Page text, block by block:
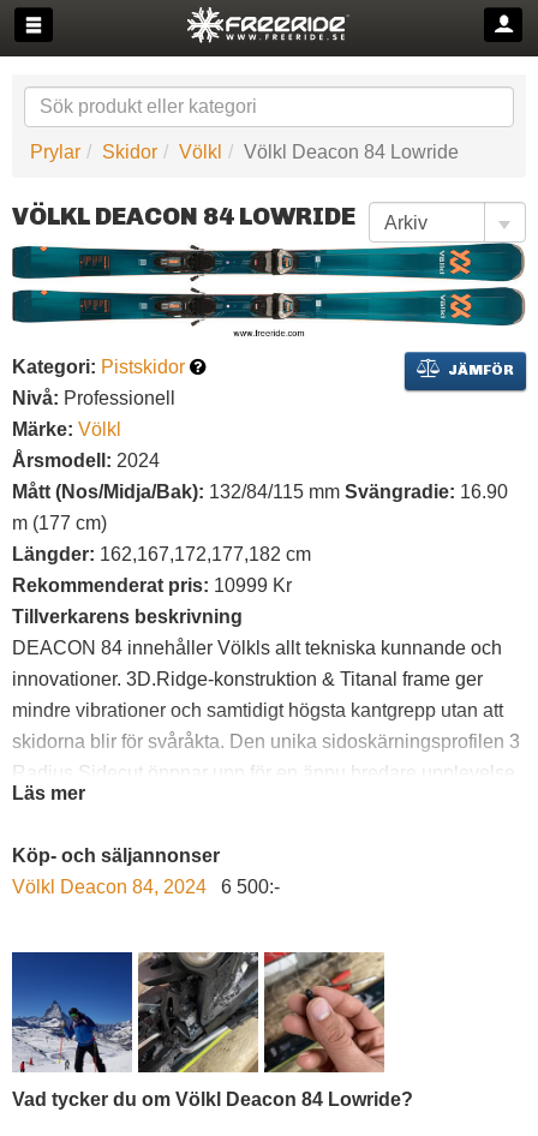
Prylar Skidor Völkl Völkl Deacon 84 Lowride
VÖLKL DEACON 84 LOWRIDE
JÄMFÖR
Kategori: Pistskidor
Nivå: Professionell
Märke: Völkl
Årsmodell: 2024
Mått (Nos/Midja/Bak): 132/84/115 mm Svängradie: 16.90
m (177 cm)
Längder: 162,167,172,177,182 cm
Rekommenderat pris: 10999 Kr
Tillverkarens beskrivning
DEACON 84 innehåller Völkls allt tekniska kunnande och
innovationer. 3D.Ridge-konstruktion & Titanal frame ger
mindre vibrationer och samtidigt högsta kantgrepp utan att
skidorna blir för svåråkta. Den unika sidoskärningsprofilen 3
Radius Sidecut öppnar upp för en ännu bredare upplevelse
till en ännu större målgruppskidåkare. Skidan är uppdelad i
under foten och avslutas med en medellång radie i
bakändan. Denna unika skärningsprofil tillsammans med
extremt rolig och allround skida. Alltså: kort och rolig radie
när du behöver det - lång och stabil radie när du kräver det!I
tilläg till detta kommer även de för DEACON 80/84 unika
Marker LowRide XL bindningarna vilket ger ett kvickare
Frame", "XTD Tip-Tail Rocker", P-Tex 4504 belag, "3D-
Läs mer
Köp- och säljannonser
Völkl Deacon 84, 2024 6 500:-
Vad tycker du om Völkl Deacon 84 Lowride?